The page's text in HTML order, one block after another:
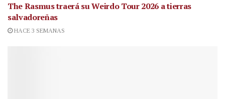
The Rasmus traerá su Weirdo Tour 2026 a tierras
salvadoreñas
HACE 3 SEMANAS